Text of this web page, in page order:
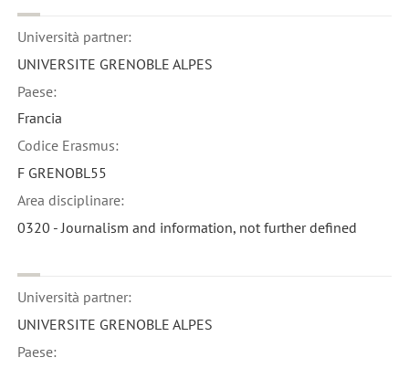
Università partner:
UNIVERSITE GRENOBLE ALPES
Paese:
Francia
Codice Erasmus:
F GRENOBL55
Area disciplinare:
0320 - Journalism and information, not further defined
Università partner:
UNIVERSITE GRENOBLE ALPES
Paese: